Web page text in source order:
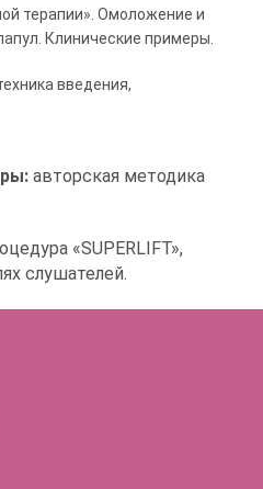
терапии». Омоложение и
Клинические примеры.
введения,
авторская методика
«SUPERLIFT»,
слушателей.